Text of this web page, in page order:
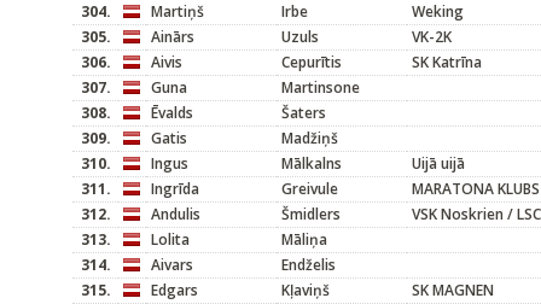
304.
Martiņš Irbe
Weking
305.
Ainārs Uzuls
VK-2K
306.
Aivis Cepurītis
SK Katrīna
307.
Guna
Martinsone
308.
Ēvalds
Šaters
309.
Gatis
Madžiņš
310.
Ingus Mālkalns
Uijā uijā
311.
Ingrīda Greivule
MARATONA KLUBS
312.
Andulis Šmidlers
VSK Noskrien / LSC
313.
Lolita
Māliņa
314.
Aivars
Endželis
315.
Edgars Kļaviņš
SK MAGNEN